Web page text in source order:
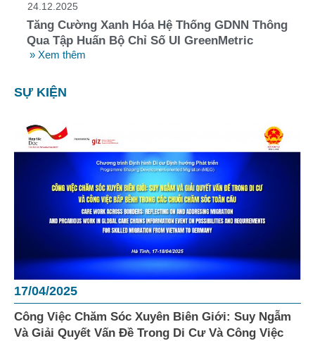
24.12.2025
Tăng Cường Xanh Hóa Hệ Thống GDNN Thông
Qua Tập Huấn Bộ Chỉ Số UI GreenMetric
» Xem thêm
SỰ KIỆN
17/04/2025
Công Việc Chăm Sóc Xuyên Biên Giới: Suy Ngẫm
Và Giải Quyết Vấn Đề Trong Di Cư Và Công Việc